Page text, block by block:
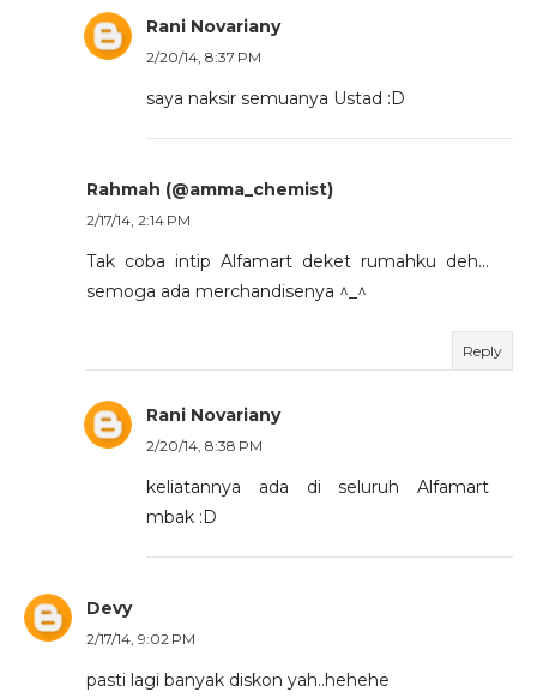
Rani Novariany
2/20/14, 8:37 PM
saya naksir semuanya Ustad :D
Rahmah (@amma_chemist)
2/17/14, 2:14 PM
Tak coba intip Alfamart deket rumahku deh...
semoga ada merchandisenya ^_^
Reply
Rani Novariany
2/20/14, 8:38 PM
keliatannya ada di seluruh Alfamart
mbak :D
Devy
2/17/14, 9:02 PM
pasti lagi banyak diskon yah..hehehe